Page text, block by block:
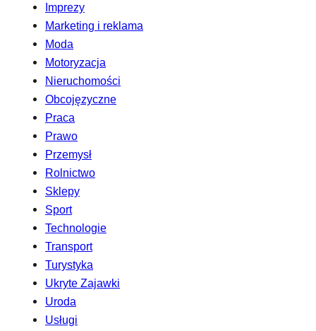
Imprezy
Marketing i reklama
Moda
Motoryzacja
Nieruchomości
Obcojęzyczne
Praca
Prawo
Przemysł
Rolnictwo
Sklepy
Sport
Technologie
Transport
Turystyka
Ukryte Zajawki
Uroda
Usługi